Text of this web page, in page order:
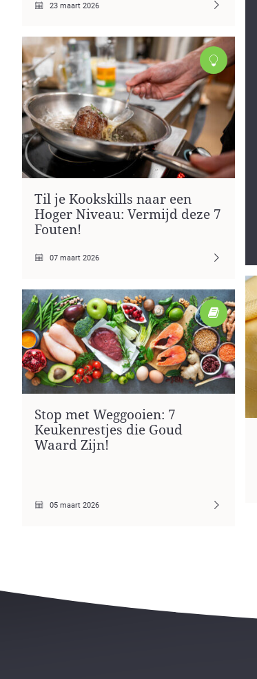
23 maart 2026
Til je Kookskills naar een
Hoger Niveau: Vermijd deze 7
Fouten!
07 maart 2026
Stop met Weggooien: 7
Keukenrestjes die Goud
Waard Zijn!
05 maart 2026